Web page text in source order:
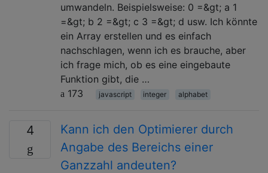
umwandeln. Beispielsweise: 0 =&gt; a 1
=&gt; b 2 =&gt; c 3 =&gt; d usw. Ich könnte
ein Array erstellen und es einfach
nachschlagen, wenn ich es brauche, aber
ich frage mich, ob es eine eingebaute
Funktion gibt, die …
173
javascript integer alphabet
4
Kann ich den Optimierer durch
Angabe des Bereichs einer
Ganzzahl andeuten?